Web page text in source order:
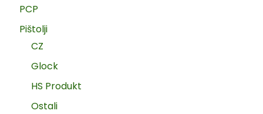
PCP
Pištolji
CZ
Glock
HS Produkt
Ostali